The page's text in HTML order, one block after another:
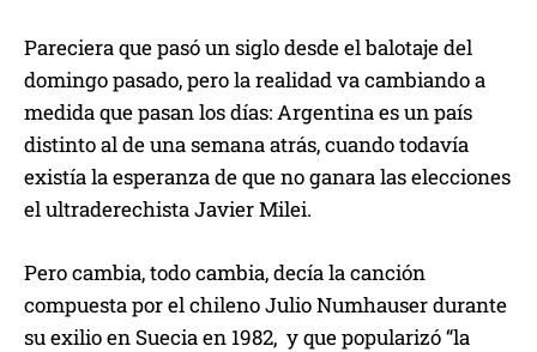
Pareciera que pasó un siglo desde el balotaje del
domingo pasado, pero la realidad va cambiando a
medida que pasan los días: Argentina es un país
distinto al de una semana atrás, cuando todavía
existía la esperanza de que no ganara las elecciones
el ultraderechista Javier Milei.
Pero cambia, todo cambia, decía la canción
compuesta por el chileno Julio Numhauser durante
su exilio en Suecia en 1982, y que popularizó “la